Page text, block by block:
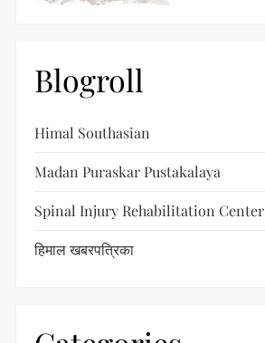
Blogroll
Himal Southasian
Madan Puraskar Pustakalaya
Spinal Injury Rehabilitation Center
हिमाल खबरपत्रिका